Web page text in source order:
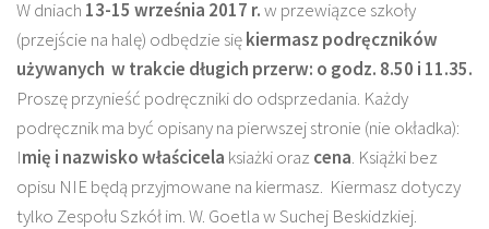
W dniach 13-15 września 2017 r.w przewiązce szkoły
(przejście na halę) odbędzie siękiermasz podręczników
używanych w trakcie długich przerw: o godz. 8.50 i 11.35.
Proszę przynieść podręczniki do odsprzedania. Każdy
podręcznik ma być opisany na pierwszej stronie (nie okładka):
Imię i nazwisko właścicela ksiażki oraz cena. Książki bez
opisu NIE będą przyjmowane na kiermasz. Kiermasz dotyczy
tylko Zespołu Szkół im. W. Goetla w Suchej Beskidzkiej.